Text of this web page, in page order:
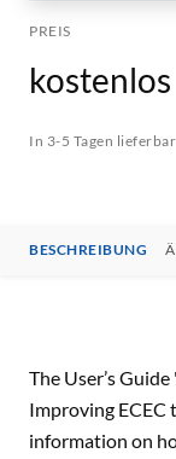
PREIS
kostenlos
In 3-5 Tagen lieferbar
BESCHREIBUNG
The User’s
Improving ECEC
information on